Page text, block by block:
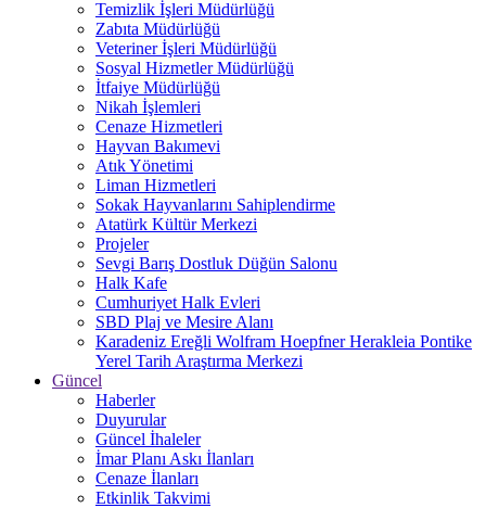
Temizlik İşleri Müdürlüğü
Zabıta Müdürlüğü
Veteriner İşleri Müdürlüğü
Sosyal Hizmetler Müdürlüğü
İtfaiye Müdürlüğü
Nikah İşlemleri
Cenaze Hizmetleri
Hayvan Bakımevi
Atık Yönetimi
Liman Hizmetleri
Sokak Hayvanlarını Sahiplendirme
Atatürk Kültür Merkezi
Projeler
Sevgi Barış Dostluk Düğün Salonu
Halk Kafe
Cumhuriyet Halk Evleri
SBD Plaj ve Mesire Alanı
Karadeniz Ereğli Wolfram Hoepfner Herakleia Pontike
Yerel Tarih Araştırma Merkezi
Güncel
Haberler
Duyurular
Güncel İhaleler
İmar Planı Askı İlanları
Cenaze İlanları
Etkinlik Takvimi